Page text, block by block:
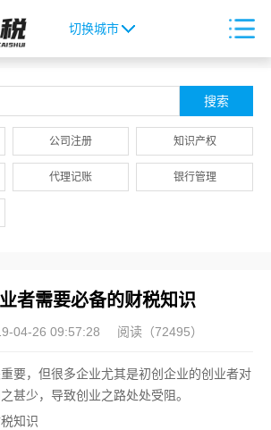
切换城市
公司注册 知识产权
代理记账 银行管理
者需要必备的财税知识
04-26 09:57:28 阅读（72495）
要，但很多企业尤其是初创企业的创业者对
甚少，导致创业之路处处受阻。
知识